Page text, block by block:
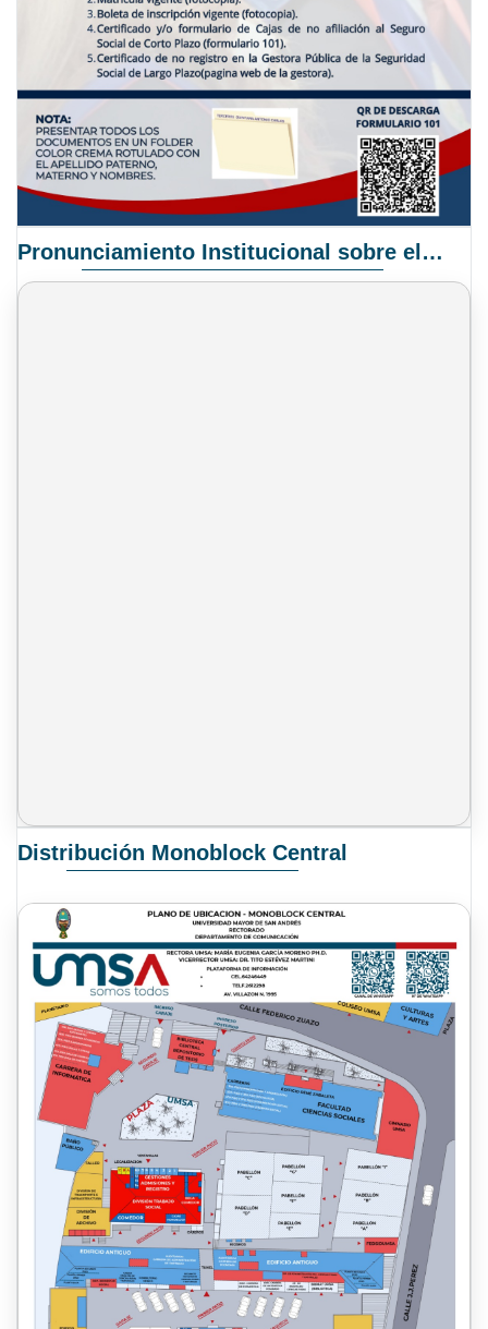
Pronunciamiento Institucional sobre el Proyecto de Ley N° 068/2025-2026 C.S.
Distribución Monoblock Central